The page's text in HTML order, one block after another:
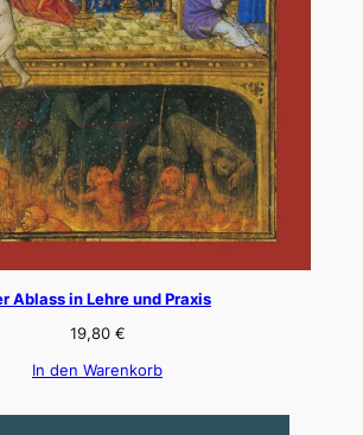
Ablass in Lehre und Praxis
19,80 €
In den Warenkorb